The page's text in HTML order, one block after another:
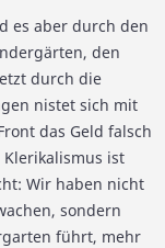
es aber durch den
den
durch die
nistet sich mit
das Geld falsch
ist
Wir haben nicht
sondern
führt, mehr